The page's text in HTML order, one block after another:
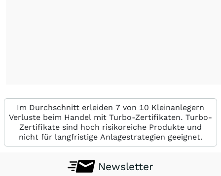
Im Durchschnitt erleiden 7 von 10 Kleinanlegern
Verluste beim Handel mit Turbo-Zertifikaten. Turbo-
Zertifikate sind hoch risikoreiche Produkte und
nicht für langfristige Anlagestrategien geeignet.
Newsletter